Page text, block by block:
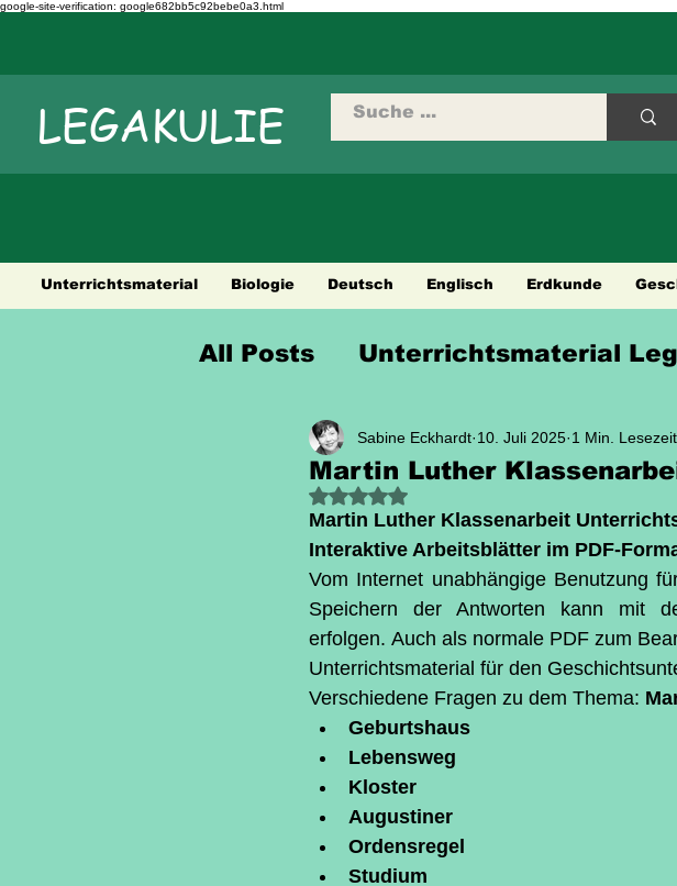
google-site-verification: google682bb5c92bebe0a3.html
LEGAKULIE
Unterrichtsmaterial Biologie Deutsch Englisch Erdkunde
All Posts Unterrichtsmaterial
Sprüche Weisheiten
Martin Luther
Sabine Eckhardt 10. Juli 2025 1 Min. Lesezeit
Mit NaN von 5 Sternen bewertet.
Martin Luther Klassenarbeit
Interaktive Arbeitsblätter im PDF-
Vom Internet unabhängige Benutzung
Speichern der Antworten kann mit
erfolgen. Auch als normale PDF zum
Unterrichtsmaterial für den
Verschiedene Fragen zu dem Thema:
Geburtshaus
Lebensweg
Kloster
Augustiner
Ordensregel
Studium